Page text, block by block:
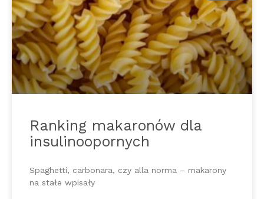
Ranking makaronów dla
insulinoopornych
Spaghetti, carbonara, czy alla norma – makarony
na stałe wpisały